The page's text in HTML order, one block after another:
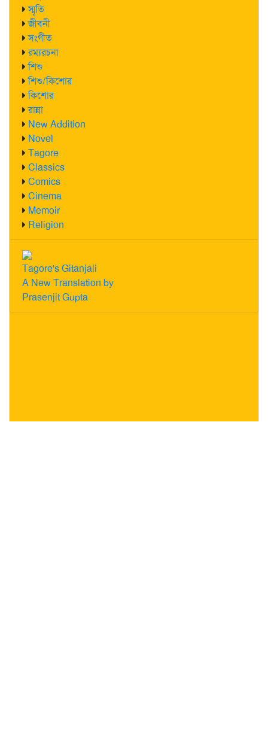
স্মৃতি
জীবনী
সংগীত
রম্যরচনা
শিশু
শিশু/কিশোর
কিশোর
রান্না
New Addition
Novel
Tagore
Classics
Comics
Cinema
Memoir
Religion
Tagore's Gitanjali
A New Translation by
Prasenjit Gupta